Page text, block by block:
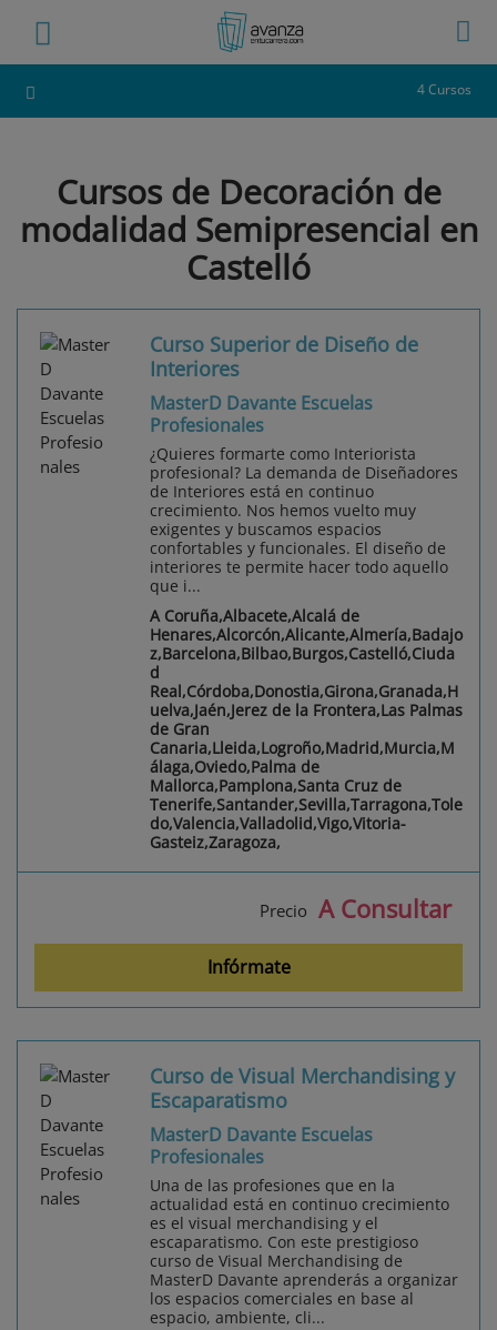
4 Cursos
Cursos de Decoración de
modalidad Semipresencial en
Castelló
Curso Superior de Diseño de
Interiores
MasterD Davante Escuelas
Profesionales
¿Quieres formarte como Interiorista
profesional? La demanda de Diseñadores
de Interiores está en continuo
crecimiento. Nos hemos vuelto muy
exigentes y buscamos espacios
confortables y funcionales. El diseño de
interiores te permite hacer todo aquello
que i...
A Coruña,Albacete,Alcalá de
Henares,Alcorcón,Alicante,Almería,Badajo
z,Barcelona,Bilbao,Burgos,Castelló,Ciuda
d
Real,Córdoba,Donostia,Girona,Granada,H
uelva,Jaén,Jerez de la Frontera,Las Palmas
de Gran
Canaria,Lleida,Logroño,Madrid,Murcia,M
álaga,Oviedo,Palma de
Mallorca,Pamplona,Santa Cruz de
Tenerife,Santander,Sevilla,Tarragona,Tole
do,Valencia,Valladolid,Vigo,Vitoria-
Gasteiz,Zaragoza,
Precio A Consultar
Infórmate
Curso de Visual Merchandising y
Escaparatismo
MasterD Davante Escuelas
Profesionales
Una de las profesiones que en la
actualidad está en continuo crecimiento
es el visual merchandising y el
escaparatismo. Con este prestigioso
curso de Visual Merchandising de
MasterD Davante aprenderás a organizar
los espacios comerciales en base al
espacio, ambiente, cli...